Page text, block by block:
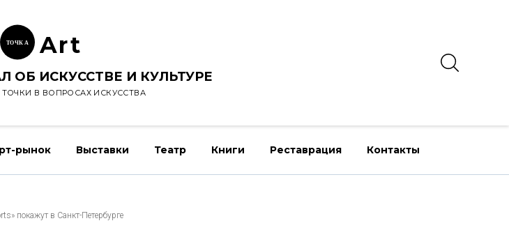
ТОЧК А Art
ОБ ИСКУССТВЕ И КУЛЬТУРЕ
В ВОПРОСАХ ИСКУССТВА
рынок Выставки Театр Книги Реставрация Контакты
покажут в Санкт-Петербурге